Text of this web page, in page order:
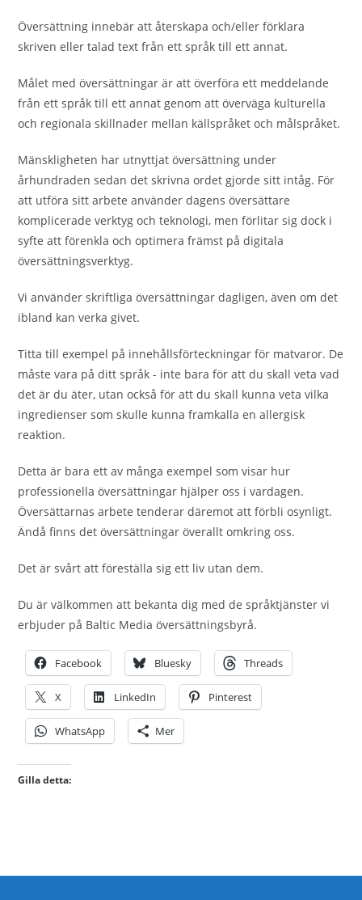
Översättning innebär att återskapa och/eller förklara
skriven eller talad text från ett språk till ett annat.
Målet med översättningar är att överföra ett meddelande
från ett språk till ett annat genom att överväga kulturella
och regionala skillnader mellan källspråket och målspråket.
Mänskligheten har utnyttjat översättning under
århundraden sedan det skrivna ordet gjorde sitt intåg. För
att utföra sitt arbete använder dagens översättare
komplicerade verktyg och teknologi, men förlitar sig dock i
syfte att förenkla och optimera främst på digitala
översättningsverktyg.
Vi använder skriftliga översättningar dagligen, även om det
ibland kan verka givet.
Titta till exempel på innehållsförteckningar för matvaror. De
måste vara på ditt språk - inte bara för att du skall veta vad
det är du äter, utan också för att du skall kunna veta vilka
ingredienser som skulle kunna framkalla en allergisk
reaktion.
Detta är bara ett av många exempel som visar hur
professionella översättningar hjälper oss i vardagen.
Översättarnas arbete tenderar däremot att förbli osynligt.
Ändå finns det översättningar överallt omkring oss.
Det är svårt att föreställa sig ett liv utan dem.
Du är välkommen att bekanta dig med de språktjänster vi
erbjuder på Baltic Media översättningsbyrå.
Facebook Bluesky Threads
X LinkedIn Pinterest
WhatsApp Mer
Gilla detta: